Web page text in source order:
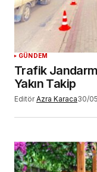
GÜNDEM
Trafik
Yakın Takip
Editör Azra Karaca30/